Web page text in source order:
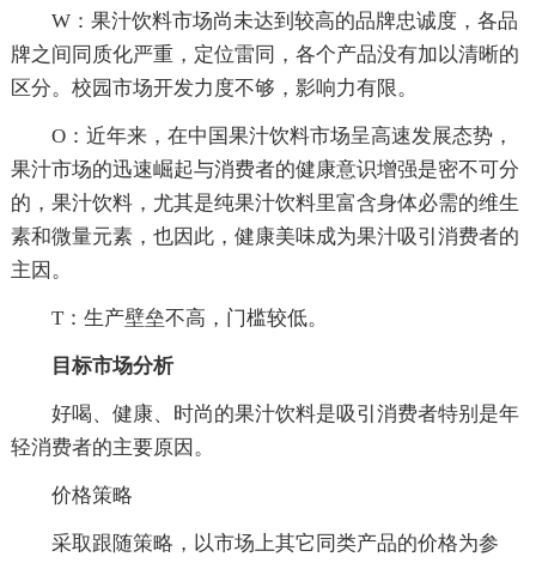
W：果汁饮料市场尚未达到较高的品牌忠诚度，各品
牌之间同质化严重，定位雷同，各个产品没有加以清晰的
区分。校园市场开发力度不够，影响力有限。
O：近年来，在中国果汁饮料市场呈高速发展态势，
果汁市场的迅速崛起与消费者的健康意识增强是密不可分
的，果汁饮料，尤其是纯果汁饮料里富含身体必需的维生
素和微量元素，也因此，健康美味成为果汁吸引消费者的
主因。
T：生产壁垒不高，门槛较低。
目标市场分析
好喝、健康、时尚的果汁饮料是吸引消费者特别是年
轻消费者的主要原因。
价格策略
采取跟随策略，以市场上其它同类产品的价格为参